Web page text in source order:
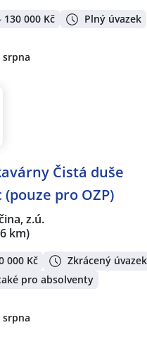
130 000 Kč Plný úvazek
srpna
Čistá duše
pro OZP)
z.ú.
km)
000 Kč
Zkrácený úvazek
pro absolventy
srpna